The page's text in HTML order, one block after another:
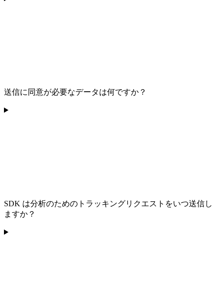
送信に同意が必要なデータは何ですか？
SDK は分析のためのトラッキングリクエストをいつ送信し
ますか？